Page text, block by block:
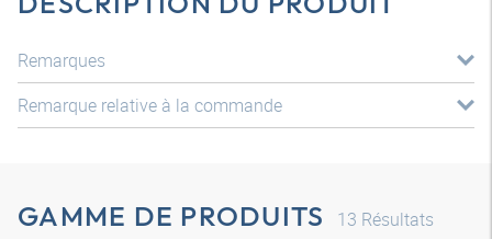
Remarques
Remarque relative à la commande
GAMME DE PRODUITS 13 Résultats